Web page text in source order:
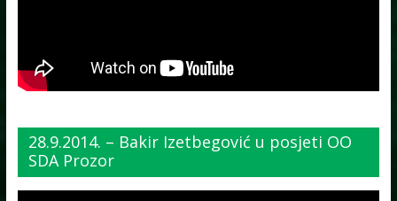
28.9.2014. – Bakir Izetbegović u posjeti OO
SDA Prozor